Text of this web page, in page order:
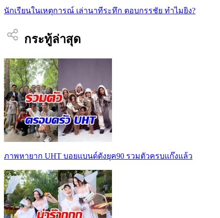
นักเรียนในเหตุการณ์ เล่านาทีระทึก ตอบกรรชัย ทำไมยิง?
กระทู้ล่าสุด
ภาพหายาก UHT บอยแบนด์ดังยุค90 รวมตัวครบแก๊งแล้ว